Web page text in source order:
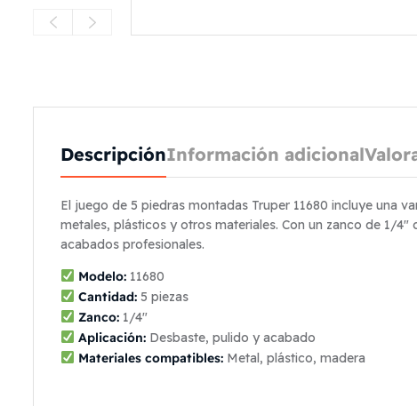
DescripciónInformación adicional
El juego de 5 piedras montadas Truper 11680 incluye una
metales, plásticos y otros materiales. Con un zanco de 1/
acabados profesionales.
Modelo:11680
Cantidad:5 piezas
Zanco:1/4″
Aplicación:Desbaste, pulido y acabado
Materiales compatibles:Metal, plástico, madera